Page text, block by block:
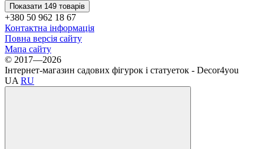
Показати 149 товарів
+380 50 962 18 67
Контактна інформація
Повна версія сайту
Мапа сайту
© 2017—2026
Інтернет-магазин садових фігурок і статуеток - Decor4you
UA RU